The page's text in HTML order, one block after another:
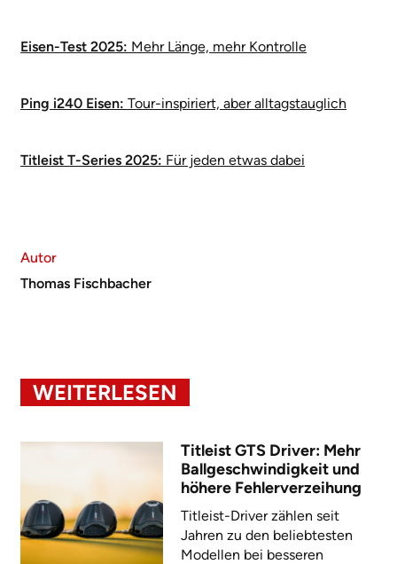
Eisen-Test 2025: Mehr Länge, mehr Kontrolle
Ping i240 Eisen: Tour-inspiriert, aber alltagstauglich
Titleist T-Series 2025: Für jeden etwas dabei
Autor
Thomas Fischbacher
WEITERLESEN
Titleist GTS Driver: Mehr
Ballgeschwindigkeit und
höhere Fehlerverzeihung
Titleist-Driver zählen seit
Jahren zu den beliebtesten
Modellen bei besseren